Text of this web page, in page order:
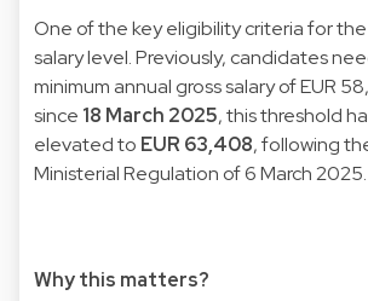
One of the key eligibility criteria for the
salary level. Previously, candidates
minimum annual gross salary of EUR
since 18 March 2025, this threshold
elevated to EUR 63,408, following
Ministerial Regulation of 6 March 2025.
Why this matters?